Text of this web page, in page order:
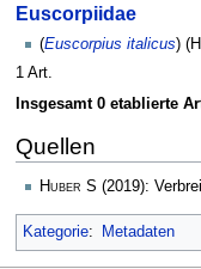
Euscorpiidae
(Euscorpius italicus) (
1 Art.
Insgesamt 0 etablierte
Quellen
Huber S (2019):
Kategorie: Metadaten